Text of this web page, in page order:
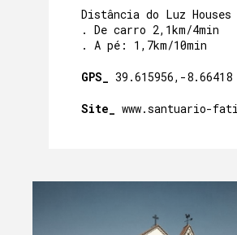
Distância do Luz Houses
. De carro 2,1km/4min
. A pé: 1,7km/10min
GPS_ 39.615956,-8.66418
Site_ www.santuario-